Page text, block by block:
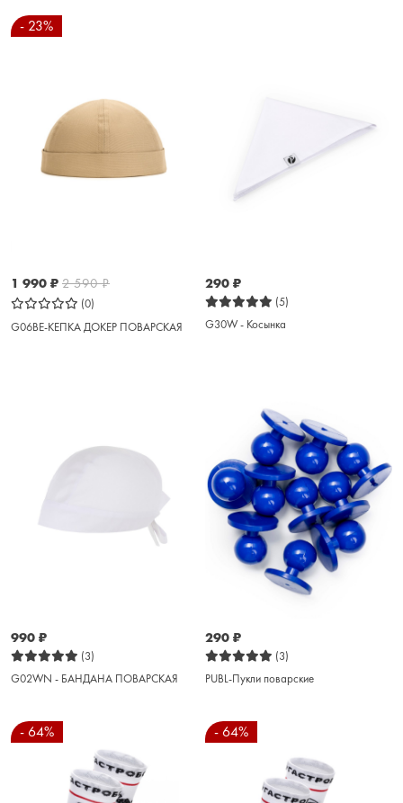
- 23%
1 990 ₽ 2 590₽
(0)
G06BE-КЕПКА ДОКЕР ПОВАРСКАЯ
290 ₽
(5)
G30W - Косынка
990 ₽
(3)
G02WN - БАНДАНА ПОВАРСКАЯ
290 ₽
(3)
PUBL-Пукли поварские
- 64% - 64%